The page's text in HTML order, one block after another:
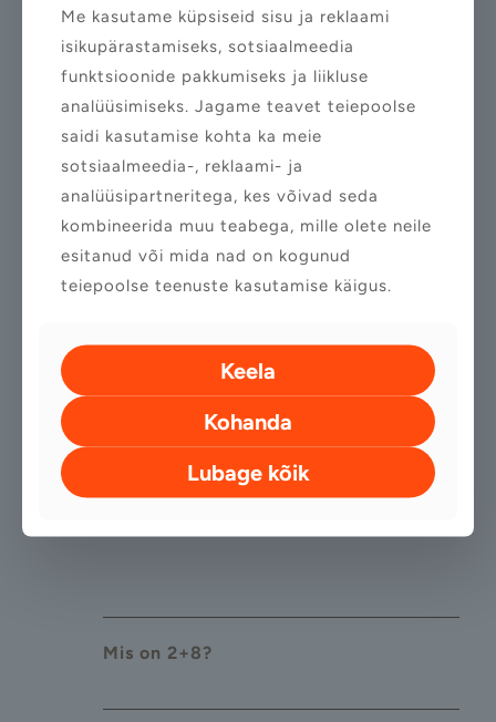
Nimi
E-post
Telefon
Kaminasoov
Lisainfo (valikuline)
Mis on 2+8?
Me kasutame küpsiseid sisu ja reklaami
isikupärastamiseks, sotsiaalmeedia
funktsioonide pakkumiseks ja liikluse
analüüsimiseks. Jagame teavet teiepoolse
saidi kasutamise kohta ka meie
sotsiaalmeedia-, reklaami- ja
analüüsipartneritega, kes võivad seda
kombineerida muu teabega, mille olete neile
esitanud või mida nad on kogunud
teiepoolse teenuste kasutamise käigus.
Keela
Kohanda
Lubage kõik